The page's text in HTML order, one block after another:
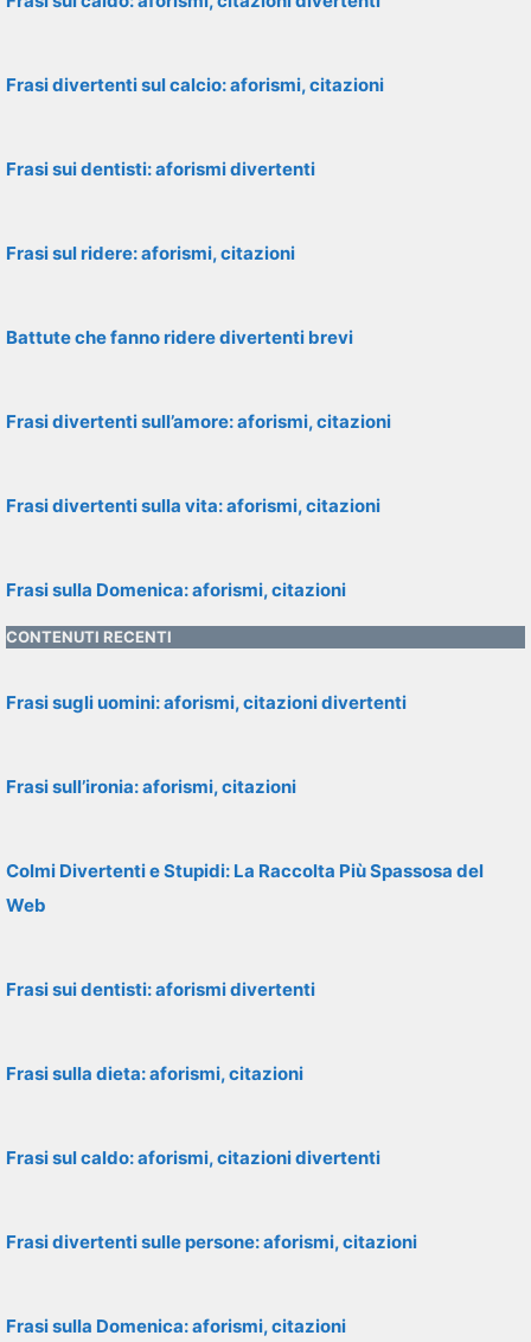
Frasi divertenti sul calcio: aforismi, citazioni
Frasi sui dentisti: aforismi divertenti
Frasi sul ridere: aforismi, citazioni
Battute che fanno ridere divertenti brevi
Frasi divertenti sull’amore: aforismi, citazioni
Frasi divertenti sulla vita: aforismi, citazioni
Frasi sulla Domenica: aforismi, citazioni
CONTENUTI RECENTI
Frasi sugli uomini: aforismi, citazioni divertenti
Frasi sull’ironia: aforismi, citazioni
Colmi Divertenti e Stupidi: La Raccolta Più Spassosa del
Web
Frasi sui dentisti: aforismi divertenti
Frasi sulla dieta: aforismi, citazioni
Frasi sul caldo: aforismi, citazioni divertenti
Frasi divertenti sulle persone: aforismi, citazioni
Frasi sulla Domenica: aforismi, citazioni